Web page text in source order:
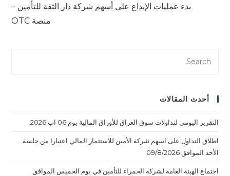
بدء عمليات الإيداع على أسهم شركة دار الثقة للتأمين –
منصة OTC
أحدث المقالات
التقرير اليومي لتداولات سوق العراق للأوراق المالية يوم 06 اب 2026
اطلاق التداول على اسهم شركة الأمين للاستثمار المالي اعتبارا من جلسة
الأحد الموافق 09/8/2026
اجتماع الهيئة العامة لشركة الحمراء للتأمين في يوم الخميس الموافق